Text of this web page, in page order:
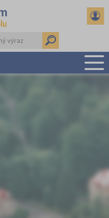
DALŠÍ DRUHY ŠKOL